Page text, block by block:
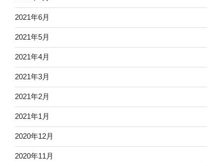
2021年6月
2021年5月
2021年4月
2021年3月
2021年2月
2021年1月
2020年12月
2020年11月